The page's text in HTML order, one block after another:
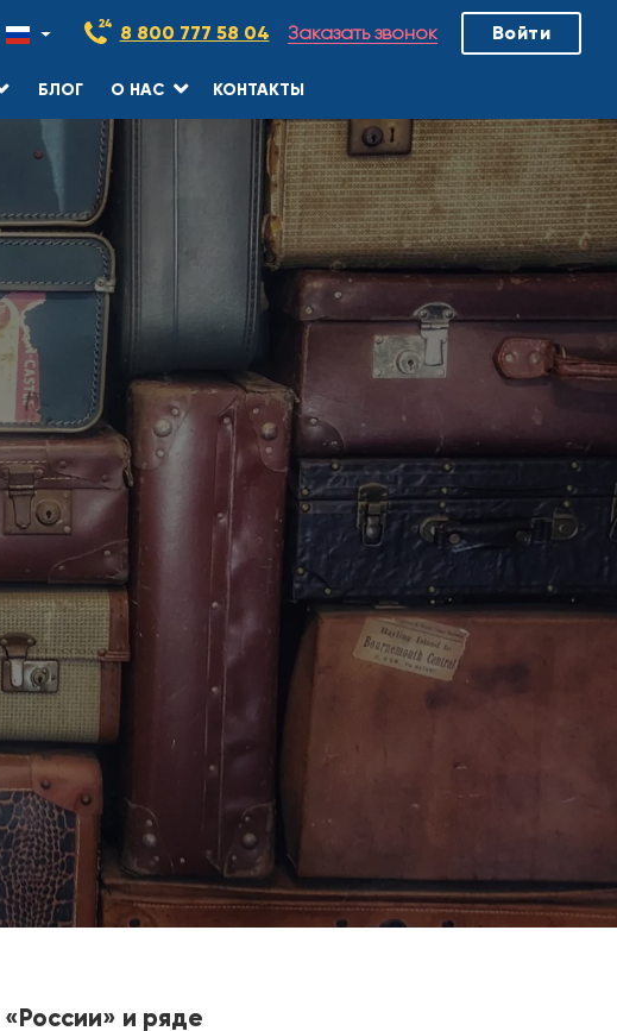
БЛОГ О НАС КОНТАКТЫ
8 800 777 58 04 Заказать звонок Войти
«России» и ряде